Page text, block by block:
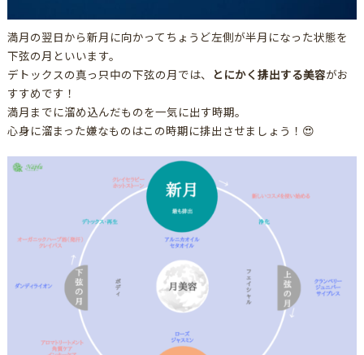
満月の翌日から新月に向かってちょうど左側が半月になった状態を
下弦の月といいます。
デトックスの真っ只中の下弦の月では、 とにかく排出する美容がお
すすめです！
満月までに溜め込んだものを一気に出す時期。
心身に溜まった嫌なものはこの時期に排出させましょう！😍